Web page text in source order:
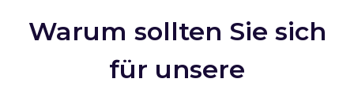
Warum sollten Sie sich
für unsere